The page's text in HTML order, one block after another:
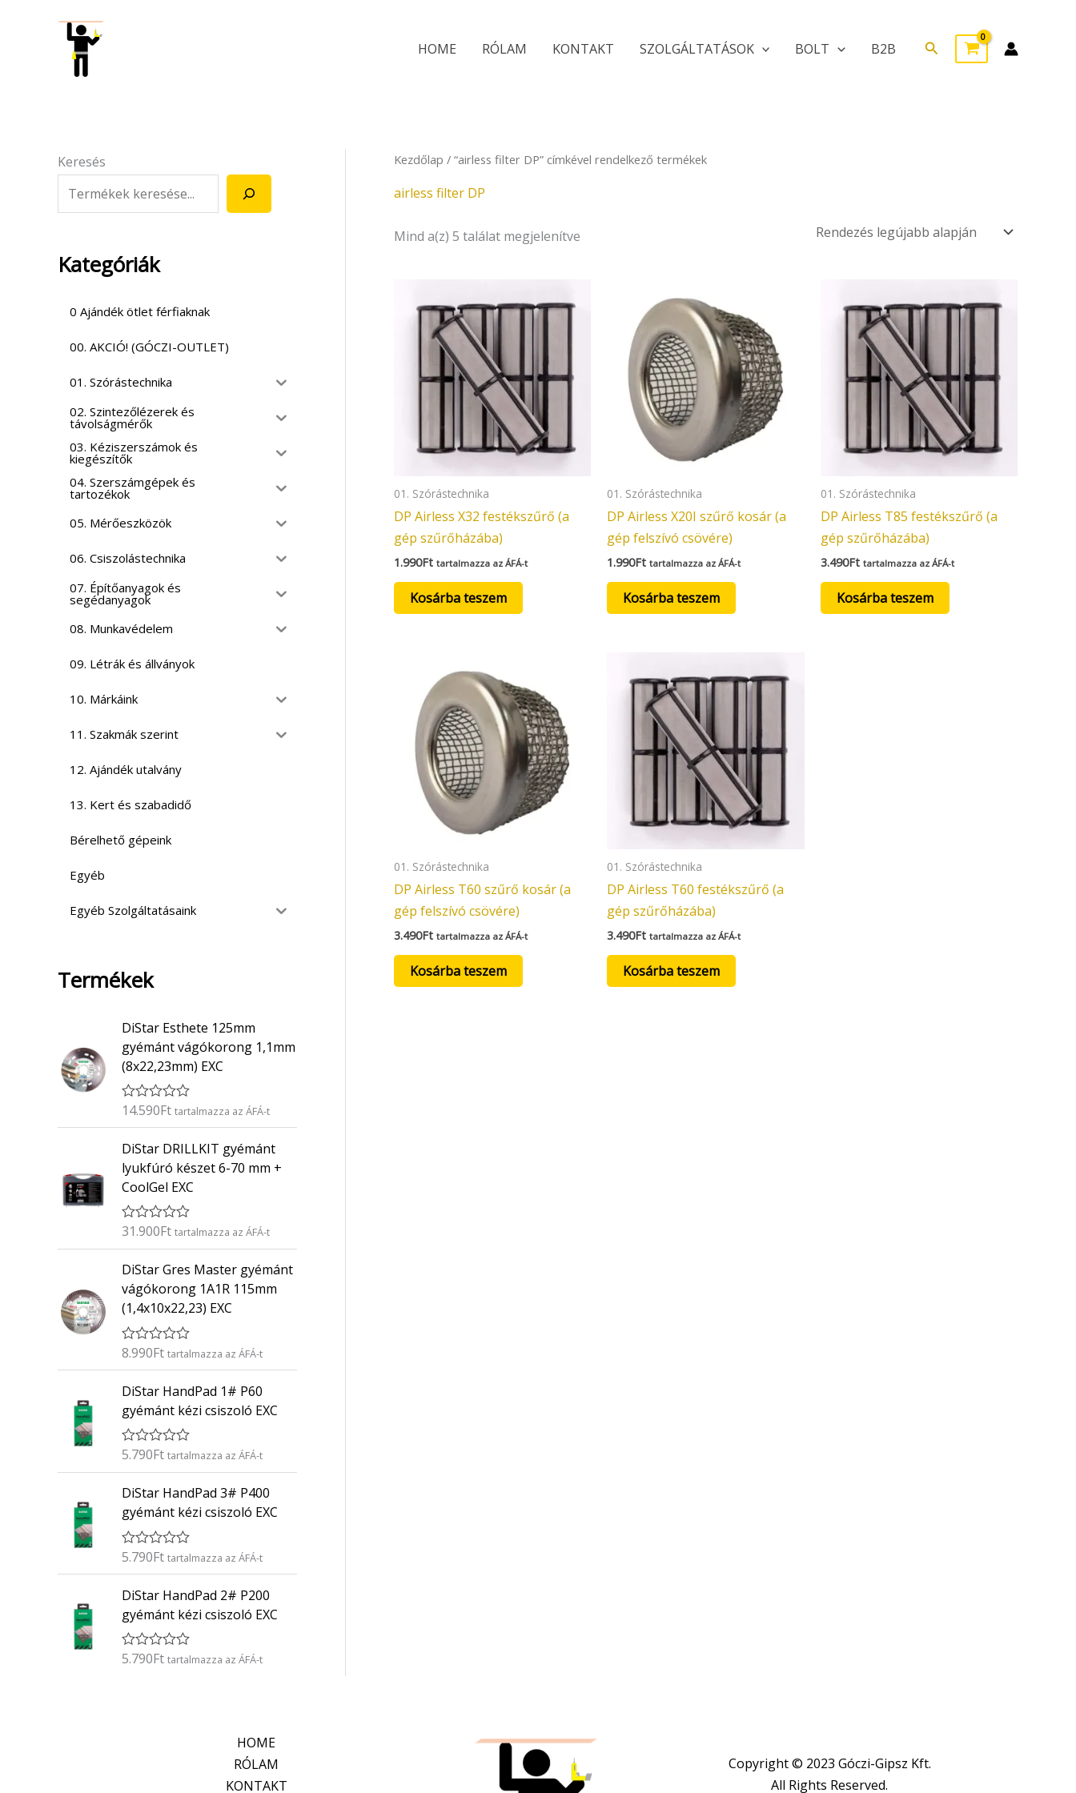
HOME RÓLAM KONTAKT SZOLGÁLTATÁSOK BOLT B2B Search
Keresés
Kategóriák
0 Ajándék ötlet férfiaknak
00. AKCIÓ! (GÓCZI-OUTLET)
01. Szórástechnika
02. Szintezőlézerek és
távolságmérők
03. Kéziszerszámok és
kiegészítők
04. Szerszámgépek és
tartozékok
05. Mérőeszközök
06. Csiszolástechnika
07. Építőanyagok és
segédanyagok
08. Munkavédelem
09. Létrák és állványok
10. Márkáink
11. Szakmák szerint
12. Ajándék utalvány
13. Kert és szabadidő
Bérelhető gépeink
Egyéb
Egyéb Szolgáltatásaink
Termékek
DiStar Esthete 125mm
gyémánt vágókorong 1,1mm
(8x22,23mm) EXC
É
é
k
e
l
s
:
0
/
5
14.590Ft tartalmazza az ÁFÁ-t
DiStar DRILLKIT gyémánt
lyukfúró készet 6-70 mm +
CoolGel EXC
É
é
e
l
s
:
0
/
5
31.900Ft tartalmazza az ÁFÁ-t
DiStar Gres Master gyémánt
vágókorong 1A1R 115mm
(1,4x10x22,23) EXC
É
é
e
é
s
/
8.990Ft tartalmazza az ÁFÁ-t
DiStar HandPad 1# P60
gyémánt kézi csiszoló EXC
É
é
e
é
s
/
5.790Ft tartalmazza az ÁFÁ-t
DiStar HandPad 3# P400
gyémánt kézi csiszoló EXC
É
é
e
é
s
5.790Ft tartalmazza az ÁFÁ-t
DiStar HandPad 2# P200
gyémánt kézi csiszoló EXC
É
5.790Ft tartalmazza az ÁFÁ-t
Kezdőlap / “airless filter DP” címkével rendelkező termékek
airless filter DP
Mind a(z) 5 találat megjelenítve
01. Szórástechnika
DP Airless X32 festékszűrő (a
gép szűrőházába)
1.990Ft tartalmazza az ÁFÁ-t
Kosárba teszem
01. Szórástechnika
DP Airless X20I szűrő kosár (a
gép felszívó csövére)
1.990Ft tartalmazza az ÁFÁ-t
Kosárba teszem
01. Szórástechnika
DP Airless T85 festékszűrő (a
gép szűrőházába)
3.490Ft tartalmazza az ÁFÁ-t
Kosárba teszem
01. Szórástechnika
DP Airless T60 szűrő kosár (a
gép felszívó csövére)
3.490Ft tartalmazza az ÁFÁ-t
Kosárba teszem
01. Szórástechnika
DP Airless T60 festékszűrő (a
gép szűrőházába)
3.490Ft tartalmazza az ÁFÁ-t
Kosárba teszem
HOME
RÓLAM
KONTAKT
Copyright © 2023 Góczi-Gipsz Kft.
All Rights Reserved.